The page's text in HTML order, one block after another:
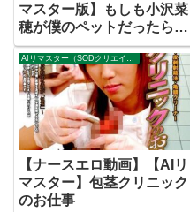
マスター版】もしも小沢菜
穂が僕のペットだったら…
AIリマスター（SODクリエイト）
【ナースエロ動画】【AIリ
マスター】包茎クリニック
のお仕事